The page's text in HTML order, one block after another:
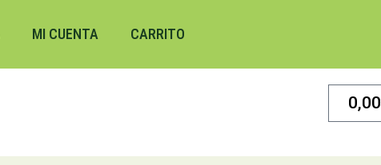
MI CUENTA CARRITO
0,00